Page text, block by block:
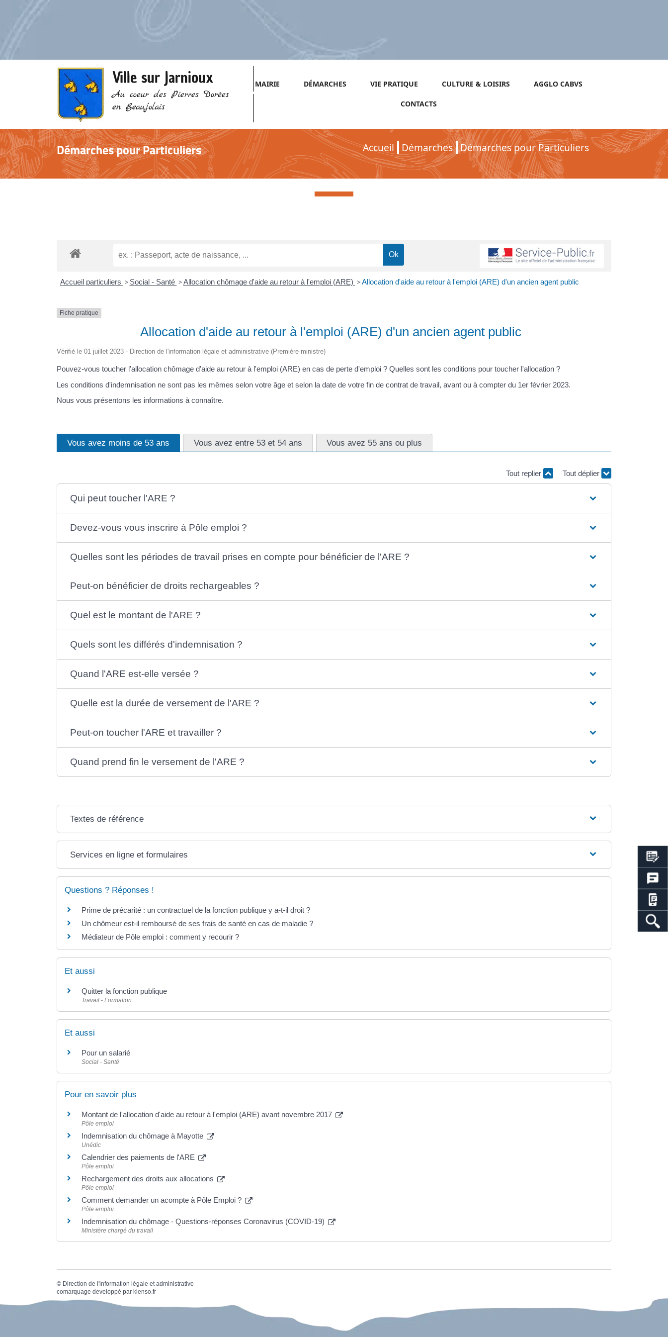
Ville sur Jarnioux
Au coeur des Pierres Dorées
en Beaujolais
MAIRIE DÉMARCHES VIE PRATIQUE CULTURE & LOISIRS AGGLO CABVS
CONTACTS
Démarches pour Particuliers Accueil Démarches Démarches pour Particuliers
Démarches pour Particuliers
Accueil particuliers > Social - Santé > Allocation chômage d'aide au retour à l'emploi (ARE) > Allocation d'aide au retour à l'emploi (ARE) d'un ancien agent public
Fiche pratique
Allocation d'aide au retour à l'emploi (ARE) d'un ancien agent public
Vérifié le 01 juillet 2023 - Direction de l'information légale et administrative (Première ministre)
Pouvez-vous toucher l'allocation chômage d'aide au retour à l'emploi (ARE) en cas de perte d'emploi ? Quelles sont les conditions pour toucher l'allocation ?
Les conditions d'indemnisation ne sont pas les mêmes selon votre âge et selon la date de votre fin de contrat de travail, avant ou à compter du 1er février 2023.
Nous vous présentons les informations à connaître.
Vous avez moins de 53 ans Vous avez entre 53 et 54 ans Vous avez 55 ans ou plus
Tout replier Tout déplier
Qui peut toucher l'ARE ?
Devez-vous vous inscrire à Pôle emploi ?
Quelles sont les périodes de travail prises en compte pour bénéficier de l'ARE ?
Peut-on bénéficier de droits rechargeables ?
Quel est le montant de l'ARE ?
Quels sont les différés d'indemnisation ?
Quand l'ARE est-elle versée ?
Quelle est la durée de versement de l'ARE ?
Peut-on toucher l'ARE et travailler ?
Quand prend fin le versement de l'ARE ?
Textes de référence
Services en ligne et formulaires
Questions ? Réponses !
Prime de précarité : un contractuel de la fonction publique y a-t-il droit ?
Un chômeur est-il remboursé de ses frais de santé en cas de maladie ?
Médiateur de Pôle emploi : comment y recourir ?
Et aussi
Quitter la fonction publique
Travail - Formation
Et aussi
Pour un salarié
Social - Santé
Pour en savoir plus
Montant de l'allocation d'aide au retour à l'emploi (ARE) avant novembre 2017
Pôle emploi
Indemnisation du chômage à Mayotte
Unédic
Calendrier des paiements de l'ARE
Pôle emploi
Rechargement des droits aux allocations
Pôle emploi
Comment demander un acompte à Pôle Emploi ?
Pôle emploi
Indemnisation du chômage - Questions-réponses Coronavirus (COVID-19)
Ministère chargé du travail
© Direction de l'information légale et administrative
comarquage developpé par kienso.fr